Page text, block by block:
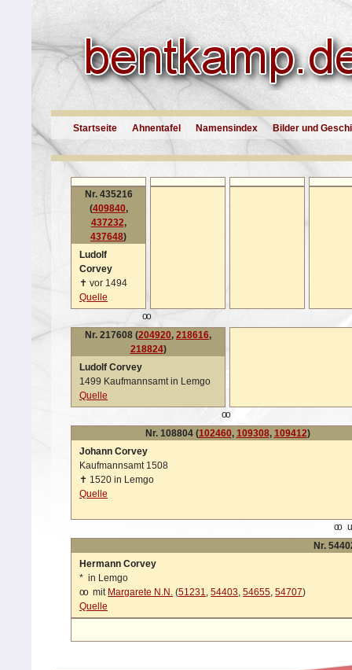
Startseite Ahnentafel Namensindex Bilder und
Nr. 435216
(409840,
437232,
437648)
Ludolf
Corvey
✝ vor 1494
Quelle
oo
Nr. 217608 (204920, 218616,
218824)
Ludolf Corvey
1499 Kaufmannsamt in Lemgo
Quelle
oo
Nr. 108804 (102460, 109308, 109412)
Johann Corvey
Kaufmannsamt 1508
✝ 1520 in Lemgo
Quelle
oo
Nr.
Hermann Corvey
* in Lemgo
oo mit Margarete N.N. (51231,54403,54655,54707)
Quelle